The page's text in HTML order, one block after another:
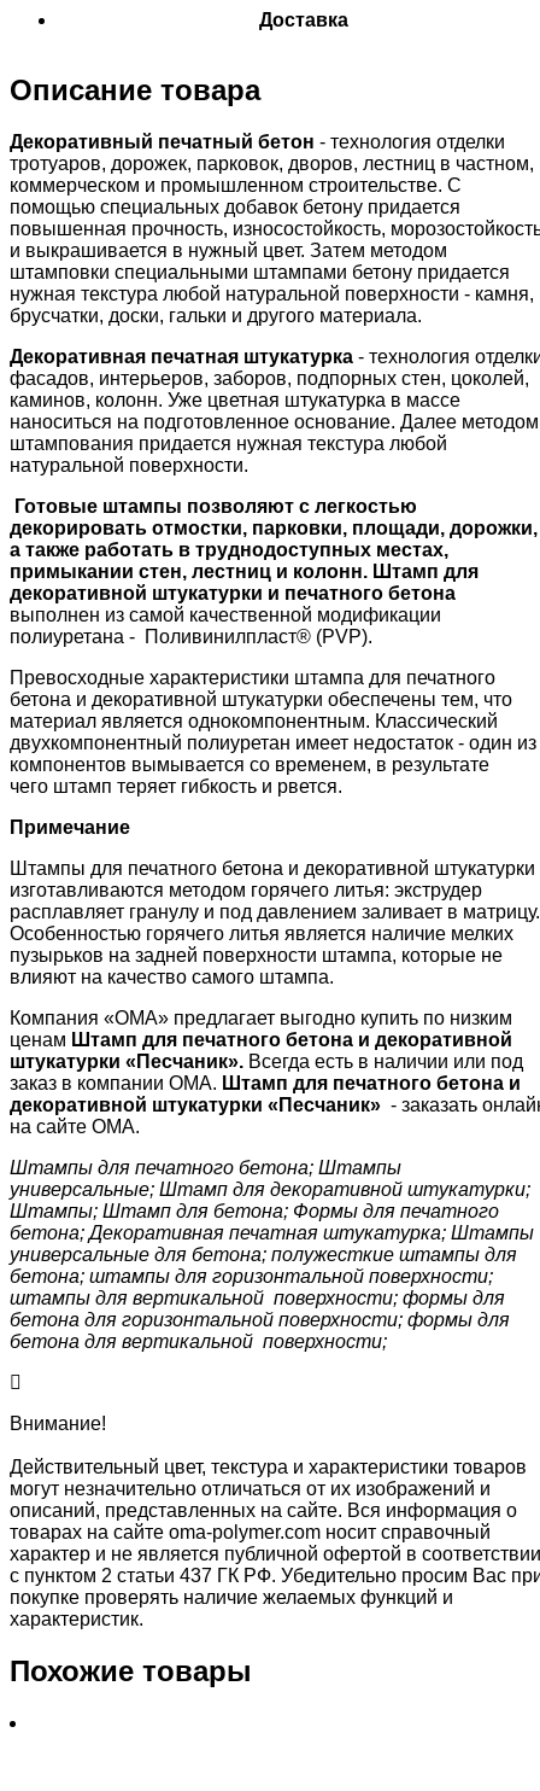
Доставка
Описание товара
Декоративный печатный бетон - технология отделки
тротуаров, дорожек, парковок, дворов, лестниц в частном,
коммерческом и промышленном строительстве. С
помощью специальных добавок бетону придается
повышенная прочность, износостойкость,
и выкрашивается в нужный цвет. Затем методом
штамповки специальными штампами бетону придается
нужная текстура любой натуральной поверхности - камня,
брусчатки, доски, гальки и другого материала.
Декоративная печатная штукатурка - технология
фасадов, интерьеров, заборов, подпорных стен, цоколей,
каминов, колонн. Уже цветная штукатурка в массе
наноситься на подготовленное основание. Далее методом
штампования придается нужная текстура любой
натуральной поверхности.
Готовые штампы позволяют с легкостью
декорировать отмостки, парковки, площади, дорожки,
а также работать в труднодоступных местах,
примыкании стен, лестниц и колонн. Штамп для
декоративной штукатурки и печатного бетона
выполнен из самой качественной модификации
полиуретана - Поливинилпласт® (PVP).
Превосходные характеристики штампа для печатного
бетона и декоративной штукатурки обеспечены тем, что
материал является однокомпонентным. Классический
двухкомпонентный полиуретан имеет недостаток - один из
компонентов вымывается со временем, в результате
чего штамп теряет гибкость и рвется.
Примечание
Штампы для печатного бетона и декоративной штукатурки
изготавливаются методом горячего литья: экструдер
расплавляет гранулу и под давлением заливает в матрицу.
Особенностью горячего литья является наличие мелких
пузырьков на задней поверхности штампа, которые не
влияют на качество самого штампа.
Компания «ОМА» предлагает выгодно купить по низким
ценам Штамп для печатного бетона и декоративной
штукатурки «Песчаник». Всегда есть в наличии или под
заказ в компании ОМА. Штамп для печатного бетона и
декоративной штукатурки «Песчаник» - заказать
на сайте ОМА.
Штампы для печатного бетона; Штампы
универсальные; Штамп для декоративной штукатурки;
Штампы; Штамп для бетона; Формы для печатного
бетона; Декоративная печатная штукатурка; Штампы
универсальные для бетона; полужесткие штампы для
бетона; штампы для горизонтальной поверхности;
штампы для вертикальной поверхности; формы для
бетона для горизонтальной поверхности; формы для
бетона для вертикальной поверхности;
Внимание!
Действительный цвет, текстура и характеристики товаров
могут незначительно отличаться от их изображений и
описаний, представленных на сайте. Вся информация о
товарах на сайте oma-polymer.com носит справочный
характер и не является публичной офертой в соответствии
с пунктом 2 статьи 437 ГК РФ. Убедительно просим Вас
покупке проверять наличие желаемых функций и
характеристик.
Похожие товары